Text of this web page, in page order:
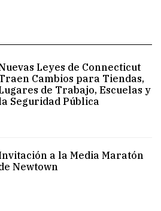
Leyes de Connecticut
Cambios para Tiendas,
de Trabajo, Escuelas y
Seguridad Pública
a la Media Maratón
Newtown